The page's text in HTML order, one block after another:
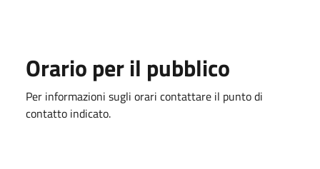
Orario per il pubblico
Per informazioni sugli orari contattare il punto di
contatto indicato.